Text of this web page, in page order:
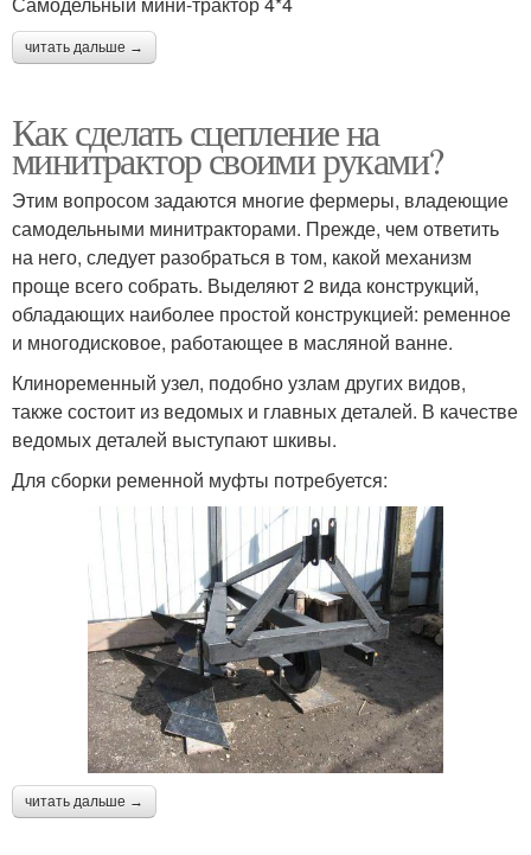
читать дальше →
Как сделать сцепление на
минитрактор своими руками?
Этим вопросом задаются многие фермеры, владеющие
самодельными минитракторами. Прежде, чем ответить
на него, следует разобраться в том, какой механизм
проще всего собрать. Выделяют 2 вида конструкций,
обладающих наиболее простой конструкцией: ременное
и многодисковое, работающее в масляной ванне.
Клиноременный узел, подобно узлам других видов,
также состоит из ведомых и главных деталей. В качестве
ведомых деталей выступают шкивы.
Для сборки ременной муфты потребуется:
читать дальше →